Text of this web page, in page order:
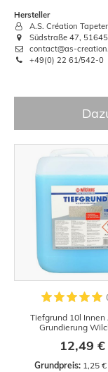
Hersteller
A.S. Création
Südstraße 47,
contact@as-
+49(0) 22 61/542-0
Tiefgrund 10l
Grundierung
12,49 €
Grundpreis: 1,25